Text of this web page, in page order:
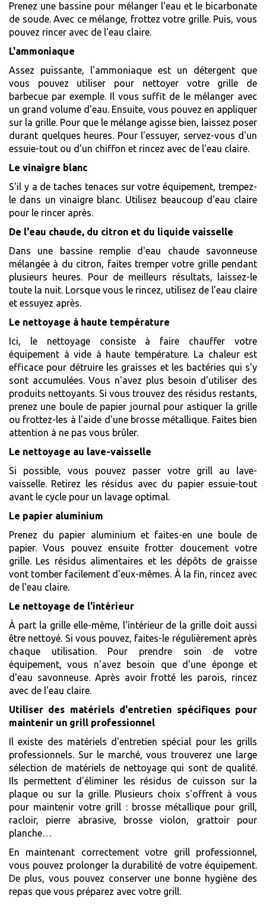
Prenez une bassine pour mélanger l'eau et le bicarbonate
de soude. Avec ce mélange, frottez votre grille. Puis, vous
pouvez rincer avec de l'eau claire.
L'ammoniaque
Assez puissante, l'ammoniaque est un détergent que
vous pouvez utiliser pour nettoyer votre grille de
barbecue par exemple. Il vous suffit de le mélanger avec
un grand volume d'eau. Ensuite, vous pouvez en appliquer
sur la grille. Pour que le mélange agisse bien, laissez poser
durant quelques heures. Pour l'essuyer, servez-vous d'un
essuie-tout ou d'un chiffon et rincez avec de l'eau claire.
Le vinaigre blanc
S'il y a de taches tenaces sur votre équipement, trempez-
le dans un vinaigre blanc. Utilisez beaucoup d'eau claire
pour le rincer après.
De l'eau chaude, du citron et du liquide vaisselle
Dans une bassine remplie d'eau chaude savonneuse
mélangée à du citron, faites tremper votre grille pendant
plusieurs heures. Pour de meilleurs résultats, laissez-le
toute la nuit. Lorsque vous le rincez, utilisez de l'eau claire
et essuyez après.
Le nettoyage à haute température
Ici, le nettoyage consiste à faire chauffer votre
équipement à vide à haute température. La chaleur est
efficace pour détruire les graisses et les bactéries qui s'y
sont accumulées. Vous n'avez plus besoin d'utiliser des
produits nettoyants. Si vous trouvez des résidus restants,
prenez une boule de papier journal pour astiquer la grille
ou frottez-les à l'aide d'une brosse métallique. Faites bien
attention à ne pas vous brûler.
Le nettoyage au lave-vaisselle
Si possible, vous pouvez passer votre grill au lave-
vaisselle. Retirez les résidus avec du papier essuie-tout
avant le cycle pour un lavage optimal.
Le papier aluminium
Prenez du papier aluminium et faites-en une boule de
papier. Vous pouvez ensuite frotter doucement votre
grille. Les résidus alimentaires et les dépôts de graisse
vont tomber facilement d'eux-mêmes. À la fin, rincez avec
de l'eau claire.
Le nettoyage de l'intérieur
À part la grille elle-même, l'intérieur de la grille doit aussi
être nettoyé. Si vous pouvez, faites-le régulièrement après
chaque utilisation. Pour prendre soin de votre
équipement, vous n'avez besoin que d'une éponge et
d'eau savonneuse. Après avoir frotté les parois, rincez
avec de l'eau claire.
Utiliser des matériels d'entretien spécifiques pour
maintenir un grill professionnel
Il existe des matériels d'entretien spécial pour les grills
professionnels. Sur le marché, vous trouverez une large
sélection de matériels de nettoyage qui sont de qualité.
Ils permettent d'éliminer les résidus de cuisson sur la
plaque ou sur la grille. Plusieurs choix s'offrent à vous
pour maintenir votre grill : brosse métallique pour grill,
racloir, pierre abrasive, brosse violon, grattoir pour
planche…
En maintenant correctement votre grill professionnel,
vous pouvez prolonger la durabilité de votre équipement.
De plus, vous pouvez conserver une bonne hygiène des
repas que vous préparez avec votre grill.